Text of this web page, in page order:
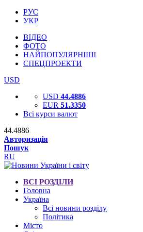
РУС
УКР
ВІДЕО
ФОТО
НАЙПОПУЛЯРНІШІ
СПЕЦПРОЕКТИ
USD
USD 44.4886
EUR 51.3350
Всі курси валют
44.4886
Авторизація
Пошук
RU
ВСІ РОЗДІЛИ
Головна
Україна
Всі новини розділу
Політика
Місто